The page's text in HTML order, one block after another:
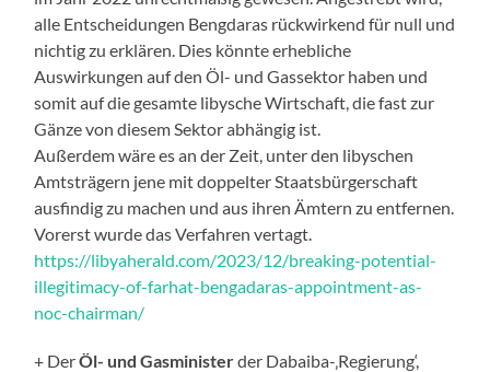
alle Entscheidungen Bengdaras rückwirkend für null und
nichtig zu erklären. Dies könnte erhebliche
Auswirkungen auf den Öl- und Gassektor haben und
somit auf die gesamte libysche Wirtschaft, die fast zur
Gänze von diesem Sektor abhängig ist.
Außerdem wäre es an der Zeit, unter den libyschen
Amtsträgern jene mit doppelter Staatsbürgerschaft
ausfindig zu machen und aus ihren Ämtern zu entfernen.
Vorerst wurde das Verfahren vertagt.
https://libyaherald.com/2023/12/breaking-potential-
illegitimacy-of-farhat-bengadaras-appointment-as-
noc-chairman/
+ DerÖl- und Gasministerder Dabaiba-‚Regierung‘,